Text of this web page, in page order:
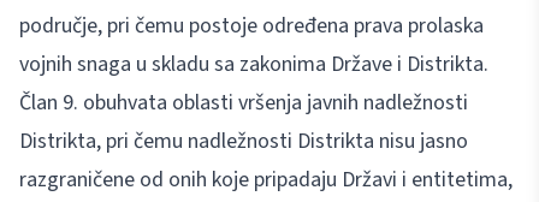
područje, pri čemu postoje određena prava prolaska
vojnih snaga u skladu sa zakonima Države i Distrikta.
Član 9. obuhvata oblasti vršenja javnih nadležnosti
Distrikta, pri čemu nadležnosti Distrikta nisu jasno
razgraničene od onih koje pripadaju Državi i entitetima,